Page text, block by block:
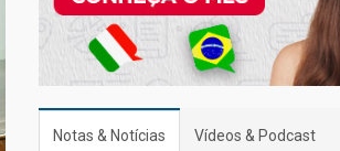
Notas & Notícias Vídeos & Podcast